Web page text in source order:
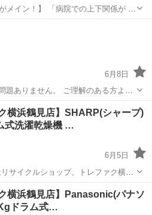
での上下関係が 辛
せて働き方を調整できる 『施設内の
6月8日
題ありません。 ご理解のある方よろ
キッチン家電
横浜鶴見店】SHARP(シャープ)
式洗濯乾燥機 …
6月5日
サイクルショップ、トレファク横浜
S7K-CL 年式：2025年製 ...
生活家電 トレファク
横浜鶴見店】Panasonic(パナソ
ドラム式…